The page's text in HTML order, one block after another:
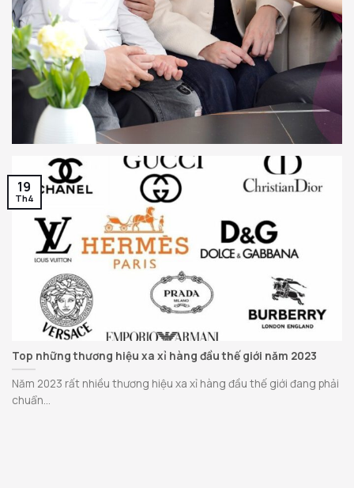
Top những thương hiệu xa xỉ hàng đầu thế giới năm 2023
Năm 2023 rất nhiều thương hiệu xa xỉ hàng đầu thế giới đang phải
chuẩn...
19
Th4